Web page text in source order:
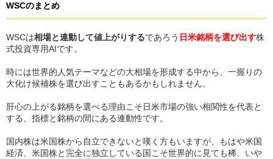
WSCのまとめ
WSCは相場と連動して値上がりするであろう 日米銘柄を選び出す株
式投資専用AIです。
時には世界的人気テーマなどの大相場を形成する中から、一握りの
大化け候補株を選び出すこともあるかもしれません。
肝心の上がる銘柄を選べる理由こそ日米市場の強い相関性を代表と
する、指標と銘柄の間にある連動性です。
国内株は米国株から自立できないと嘆く方もいますが、もはや米国
経済、米国株と完全に独立している国こそ世界的に見ても稀、いや